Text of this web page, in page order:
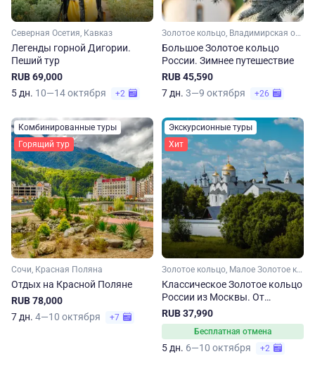
Северная Осетия, Кавказ
Легенды горной Дигории.
Пеший тур
RUB 69,000
5 дн. 10—14 октября +2
Золотое кольцо, Владимирская область, Ивановская область, Костромская область, Ярославская область, Московская область, Малое Золотое кольцо
Большое Золотое кольцо
России. Зимнее путешествие
RUB 45,590
7 дн. 3—9 октября +26
Комбинированные туры
Горящий тур
Сочи, Красная Поляна
Отдых на Красной Поляне
RUB 78,000
7 дн. 4—10 октября +7
Экскурсионные туры
Хит
Золотое кольцо, Малое Золотое кольцо, Ярославская область, Ивановская область, Костромская область, Владимирская область, Московская область
Классическое Золотое кольцо
России из Москвы. От
Сергиева Посада до
Владимира
RUB 37,990
Бесплатная отмена
5 дн. 6—10 октября +2